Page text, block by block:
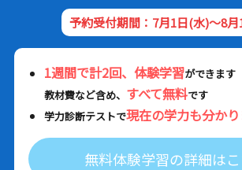
予約受付期間：7月1日(水)～8
1週間で計2回、体験学習ができます
教材費など含め、 すべて無料です
学力診断テストで現在の学力も分か
無料体験学習の詳細は